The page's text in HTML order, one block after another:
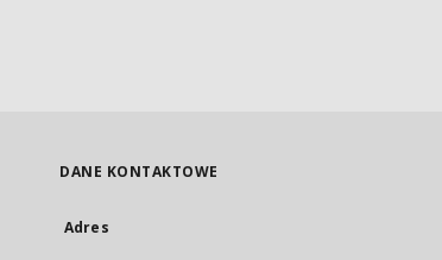
DANE KONTAKTOWE
Adres